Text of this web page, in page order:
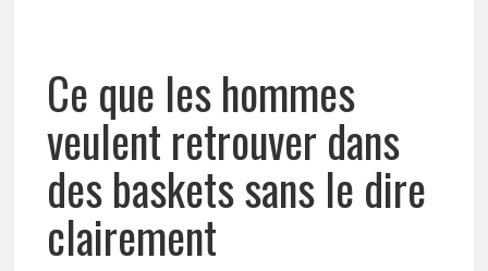
Ce que les hommes
veulent retrouver dans
des baskets sans le dire
clairement